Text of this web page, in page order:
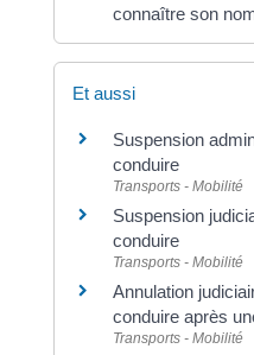
connaître son
Et aussi
Suspension
conduire
Transports - Mobilité
Suspension
conduire
Transports - Mobilité
Annulation
conduire après
Transports - Mobilité